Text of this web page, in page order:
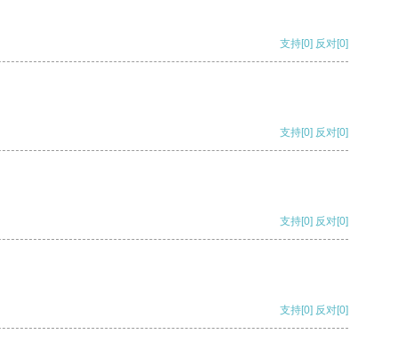
支持[0] 反对[0]
支持[0] 反对[0]
支持[0] 反对[0]
支持[0] 反对[0]